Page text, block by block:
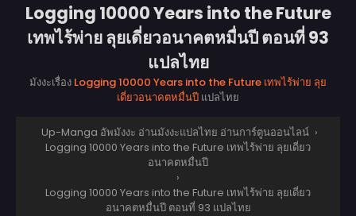
Logging 10000 Years into the Future
เทพไร้พ่าย ลุยเดี่ยวอนาคตหมื่นปี ตอนที่ 93
แปลไทย
มังงะเรื่อง Logging 10000 Years into the Future เทพไร้พ่าย ลุย
เดี่ยวอนาคตหมื่นปี แปลไทย
Up-Manga อัพมังงะ อ่านมังงะแปลไทย อ่านการ์ตูนออนไลน์ ›
Logging 10000 Years into the Future เทพไร้พ่าย ลุยเดี่ยว
อนาคตหมื่นปี
›
Logging 10000 Years into the Future เทพไร้พ่าย ลุยเดี่ยว
อนาคตหมื่นปี ตอนที่ 93 แปลไทย